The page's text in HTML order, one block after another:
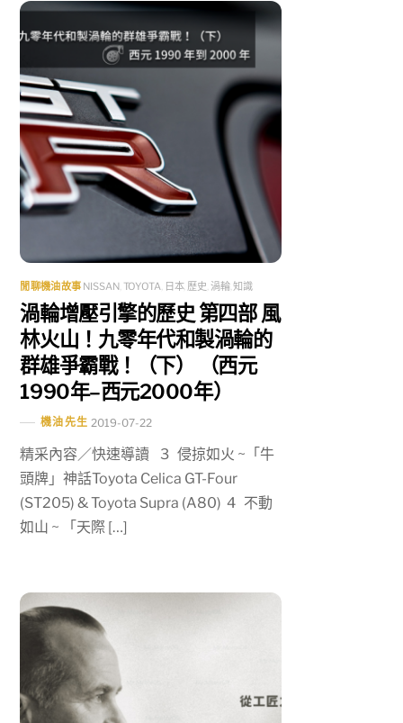
閒聊機油故事 NISSAN, TOYOTA 日本, 歷史 渦輪, 知識
渦輪增壓引擎的歷史 第四部 風
林火山！九零年代和製渦輪的
群雄爭霸戰！（下） （西元
1990年–西元2000年）
機油先生 2019-07-22
精采內容／快速導讀 3 侵掠如火 ~「牛
頭牌」神話Toyota Celica GT-Four
(ST205) & Toyota Supra (A80) 4 不動
如山 ~ 「天際 […]